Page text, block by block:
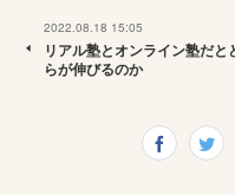
2022.08.18 15:05
リアル塾とオンライン塾だと
らが伸びるのか